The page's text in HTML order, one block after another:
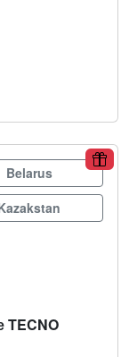
Belarus
TECNO